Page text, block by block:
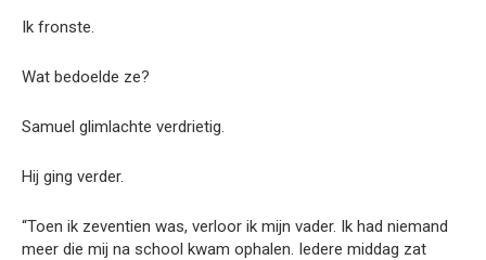
Ik fronste.
Wat bedoelde ze?
Samuel glimlachte verdrietig.
Hij ging verder.
“Toen ik zeventien was, verloor ik mijn vader. Ik had niemand
meer die mij na school kwam ophalen. Iedere middag zat